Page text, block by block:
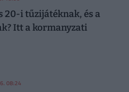
20-i tűzijátéknak, és a
Itt a kormanyzati
08:24